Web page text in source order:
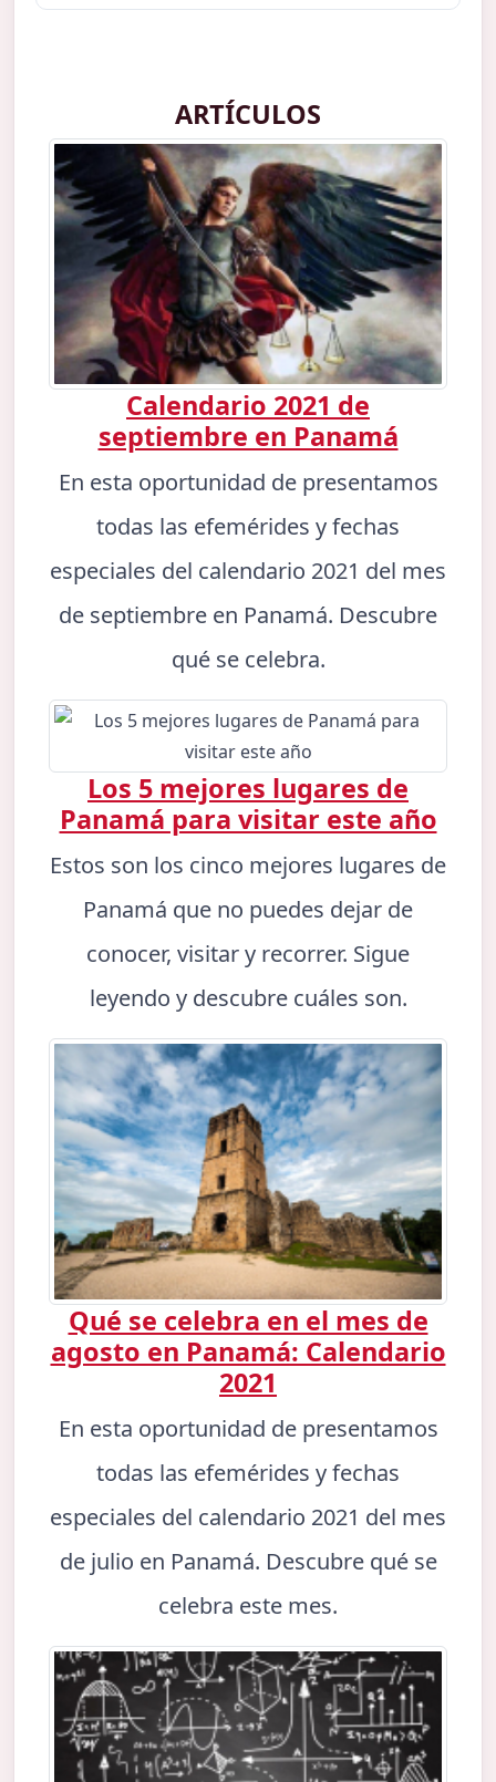
ARTÍCULOS
Calendario 2021 de
septiembre en Panamá
En esta oportunidad de presentamos
todas las efemérides y fechas
especiales del calendario 2021 del mes
de septiembre en Panamá. Descubre
qué se celebra.
Los 5 mejores lugares de
Panamá para visitar este año
Estos son los cinco mejores lugares de
Panamá que no puedes dejar de
conocer, visitar y recorrer. Sigue
leyendo y descubre cuáles son.
Qué se celebra en el mes de
agosto en Panamá: Calendario
2021
En esta oportunidad de presentamos
todas las efemérides y fechas
especiales del calendario 2021 del mes
de julio en Panamá. Descubre qué se
celebra este mes.